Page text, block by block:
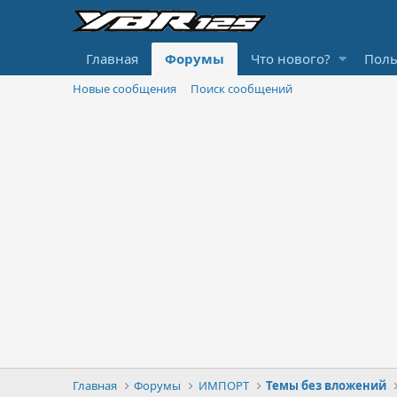
Главная Форумы Что нового?
Новые сообщения Поиск сообщений
Главная Форумы ИМПОРТ Темы без вложений